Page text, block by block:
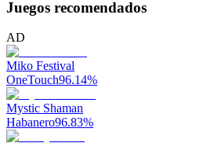
Juegos recomendados
AD
Miko Festival
OneTouch96.14%
Mystic Shaman
Habanero96.83%